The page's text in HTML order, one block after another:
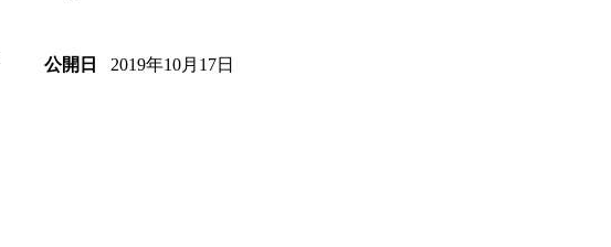
公開日 2019年10月17日